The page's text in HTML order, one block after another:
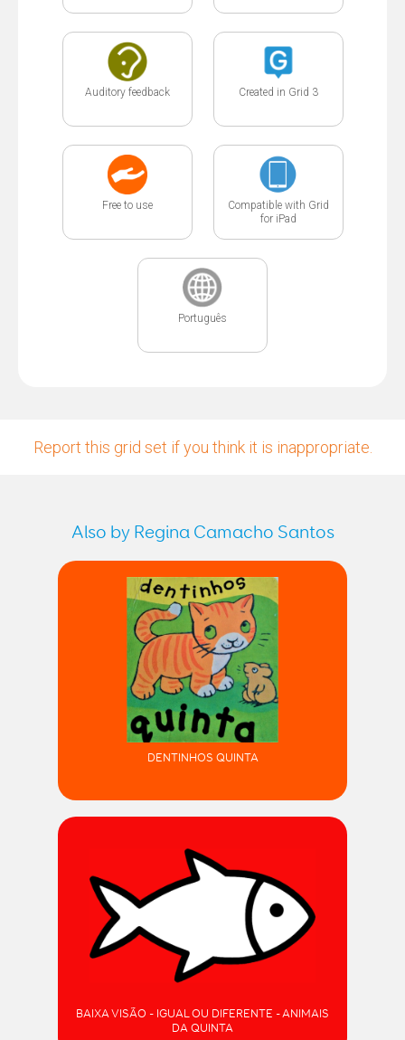
Auditory feedback Created in Grid 3
Free to use
Compatible with Grid
for iPad
Português
Report this grid set if you think it is inappropriate.
Also by Regina Camacho Santos
DENTINHOS QUINTA
BAIXA VISÃO - IGUAL OU DIFERENTE - ANIMAIS
DA QUINTA